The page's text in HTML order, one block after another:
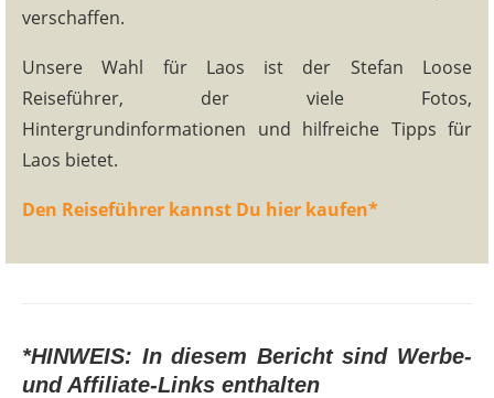
verschaffen.
Unsere Wahl für Laos ist der Stefan Loose
Reiseführer, der viele Fotos,
Hintergrundinformationen und hilfreiche Tipps für
Laos bietet.
Den Reiseführer kannst Du hier kaufen*
*HINWEIS: In diesem Bericht sind Werbe-
und Affiliate-Links enthalten